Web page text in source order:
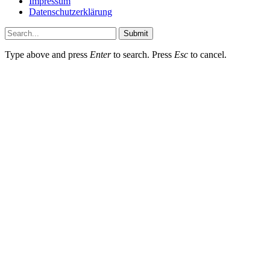
Datenschutzerklärung
Submit
Type above and press Enterto search. Press Esc to cancel.